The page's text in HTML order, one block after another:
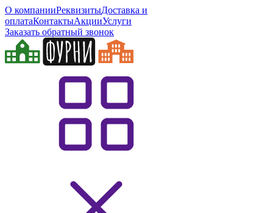
О компанииРеквизитыДоставка и
оплатаКонтактыАкцииУслуги
Заказать обратный звонок